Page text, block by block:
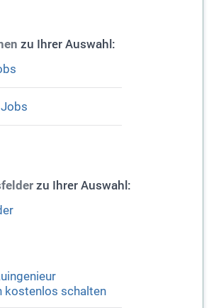
zu Ihrer Auswahl:
zu Ihrer Auswahl:
kostenlos schalten